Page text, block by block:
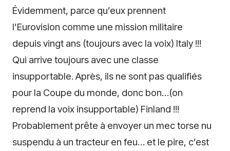
Évidemment, parce qu’eux prennent
l’Eurovision comme une mission militaire
depuis vingt ans (toujours avec la voix) Italy !!!
Qui arrive toujours avec une classe
insupportable. Après, ils ne sont pas qualifiés
pour la Coupe du monde, donc bon…(on
reprend la voix insupportable) Finland !!!
Probablement prête à envoyer un mec torse nu
suspendu à un tracteur en feu… et le pire, c’est